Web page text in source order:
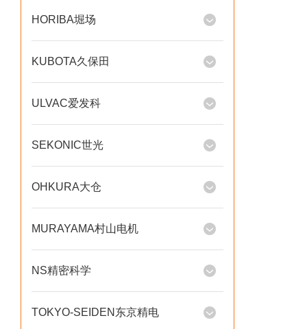
HORIBA堀场
KUBOTA久保田
ULVAC爱发科
SEKONIC世光
OHKURA大仓
MURAYAMA村山电机
NS精密科学
TOKYO-SEIDEN东京精电